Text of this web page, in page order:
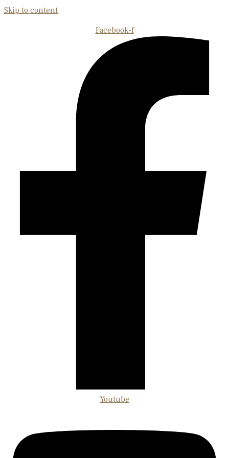
Skip to content
Facebook-f
Youtube